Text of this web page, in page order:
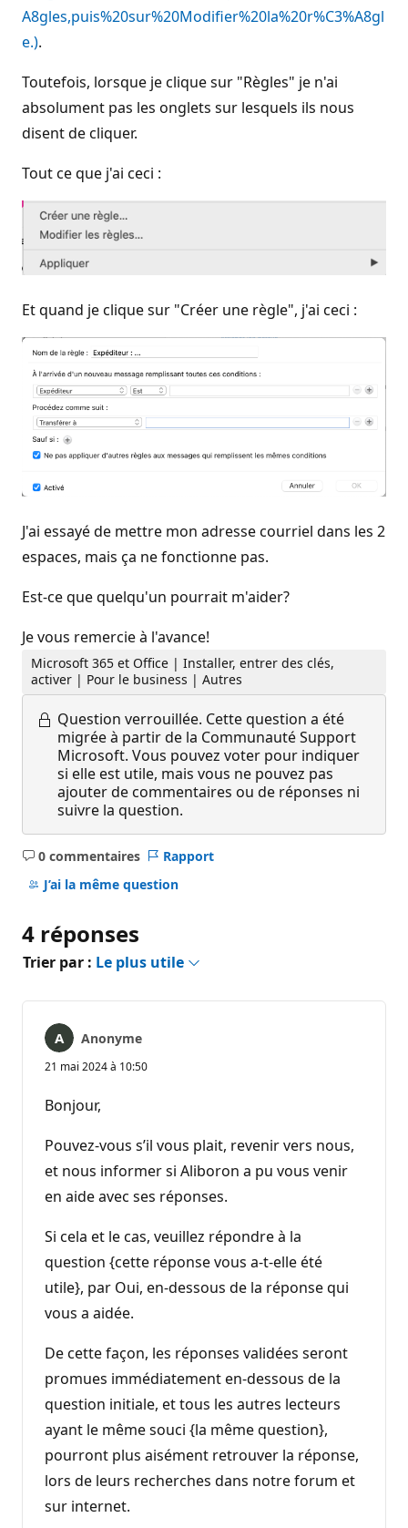
A8gles,puis%20sur%20Modifier%20la%20r%C3%A8gl
e.).
Toutefois, lorsque je clique sur "Règles" je n'ai
absolument pas les onglets sur lesquels ils nous
disent de cliquer.
Tout ce que j'ai ceci :
Et quand je clique sur "Créer une règle", j'ai ceci :
J'ai essayé de mettre mon adresse courriel dans les 2
espaces, mais ça ne fonctionne pas.
Est-ce que quelqu'un pourrait m'aider?
Je vous remercie à l'avance!
Microsoft 365 et Office | Installer, entrer des clés,
activer | Pour le business | Autres
Question verrouillée. Cette question a été
migrée à partir de la Communauté Support
Microsoft. Vous pouvez voter pour indiquer
si elle est utile, mais vous ne pouvez pas
ajouter de commentaires ou de réponses ni
suivre la question.
0 commentaires
Aucun
commentaire
Rapport
J’ai la même question
4 réponses
Trier par : Le plus utile
Anonyme
21 mai 2024 à 10:50
Bonjour,
Pouvez-vous s’il vous plait, revenir vers nous,
et nous informer si Aliboron a pu vous venir
en aide avec ses réponses.
Si cela et le cas, veuillez répondre à la
question {cette réponse vous a-t-elle été
utile}, par Oui, en-dessous de la réponse qui
vous a aidée.
De cette façon, les réponses validées seront
promues immédiatement en-dessous de la
question initiale, et tous les autres lecteurs
ayant le même souci {la même question},
pourront plus aisément retrouver la réponse,
lors de leurs recherches dans notre forum et
sur internet.